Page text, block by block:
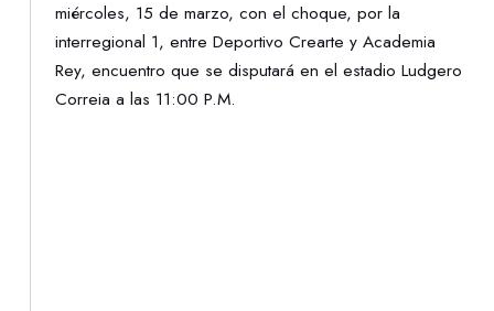
miércoles, 15 de marzo, con el choque, por la
interregional 1, entre Deportivo Crearte y Academia
Rey, encuentro que se disputará en el estadio Ludgero
Correia a las 11:00 P.M.